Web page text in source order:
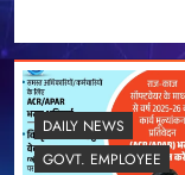
DAILY NEWS
GOVT. EMPLOYEE